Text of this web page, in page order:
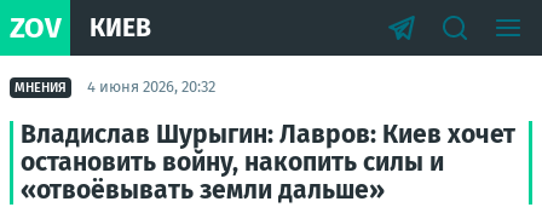
ZOV КИЕВ
МНЕНИЯ 4 июня 2026, 20:32
Владислав Шурыгин: Лавров: Киев хочет
остановить войну, накопить силы и
«отвоёвывать земли дальше»